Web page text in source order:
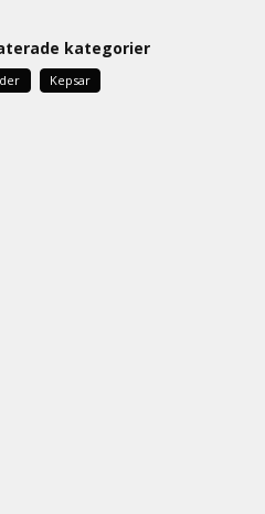
Anonym
2 måneder siden
kategorier
Kepsar